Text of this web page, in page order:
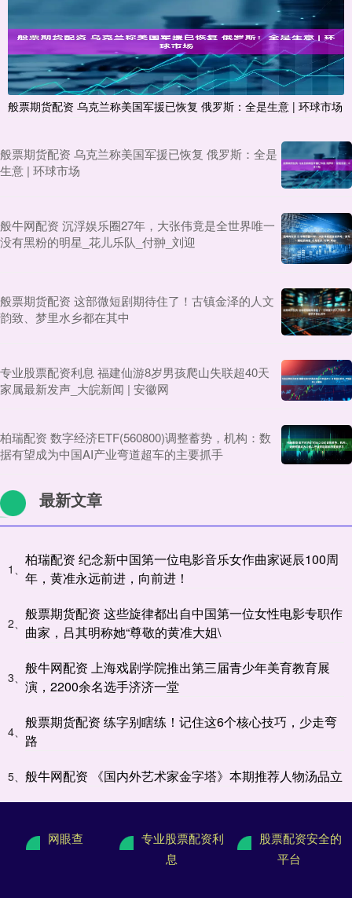
般票期货配资 乌克兰称美国军援已恢复 俄罗斯：全是生意 | 环球市场
般票期货配资 乌克兰称美国军援已恢复 俄罗斯：全是
生意 | 环球市场
般牛网配资 沉浮娱乐圈27年，大张伟竟是全世界唯一
没有黑粉的明星_花儿乐队_付翀_刘迎
般票期货配资 这部微短剧期待住了！古镇金泽的人文
韵致、梦里水乡都在其中
专业股票配资利息 福建仙游8岁男孩爬山失联超40天
家属最新发声_大皖新闻 | 安徽网
柏瑞配资 数字经济ETF(560800)调整蓄势，机构：数
据有望成为中国AI产业弯道超车的主要抓手
最新文章
1、
柏瑞配资 纪念新中国第一位电影音乐女作曲家诞辰100周
年，黄准永远前进，向前进！
2、
般票期货配资 这些旋律都出自中国第一位女性电影专职作
曲家，吕其明称她“尊敬的黄准大姐\
3、
般牛网配资 上海戏剧学院推出第三届青少年美育教育展
演，2200余名选手济济一堂
4、
般票期货配资 练字别瞎练！记住这6个核心技巧，少走弯
路
5、 般牛网配资 《国内外艺术家金字塔》本期推荐人物汤品立
网眼查
专业股票配资利
息
股票配资安全的
平台